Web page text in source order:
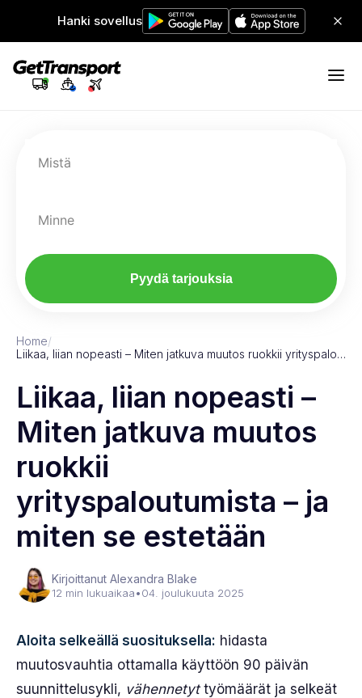
Hanki sovellus
Mistä
Minne
Pyydä tarjouksia
Home/
Liikaa, liian nopeasti – Miten jatkuva muutos ruokkii yrityspalo…
Liikaa, liian nopeasti –
Miten jatkuva muutos
ruokkii
yrityspaloutumista – ja
miten se estetään
Kirjoittanut Alexandra Blake
12 min lukuaikaa•04. joulukuuta 2025
Aloita selkeällä suosituksella: hidasta
muutosvauhtia ottamalla käyttöön 90 päivän
suunnittelusykli, vähennetyttyömäärät ja selkeät